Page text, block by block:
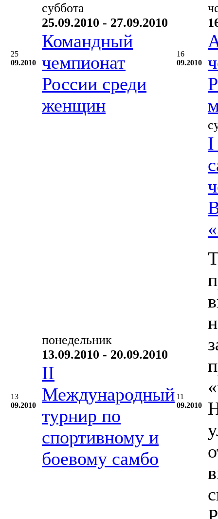
25
09.2010
суббота
25.09.2010 - 27.09.2010
Командный
чемпионат
России среди
женщин
16
09.2010
13
09.2010
понедельник
13.09.2010 - 20.09.2010
II
Международный
турнир по
спортивному и
боевому самбо
11
09.2010
I